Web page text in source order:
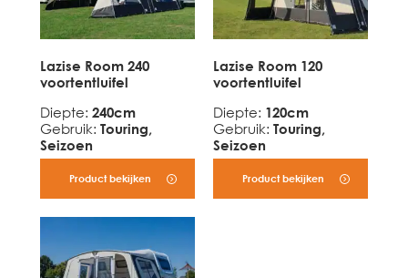
Lazise Room 240
voortentluifel
Diepte: 240cm
Gebruik: Touring,
Seizoen
Product bekijken
Lazise Room 120
voortentluifel
Diepte: 120cm
Gebruik: Touring,
Seizoen
Product bekijken